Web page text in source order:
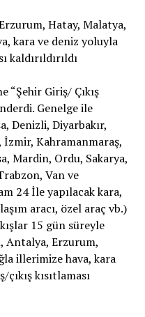
Hatay, Malatya,
kara ve deniz yoluyla
kaldırıldırıldı
“Şehir Giriş/ Çıkış
Genelge ile
Denizli, Diyarbakır,
Kahramanmaraş,
Mardin, Ordu, Sakarya,
Van ve
24 İle yapılacak kara,
aracı, özel araç vb.)
15 gün süreyle
Antalya, Erzurum,
illerimize hava, kara
kısıtlaması